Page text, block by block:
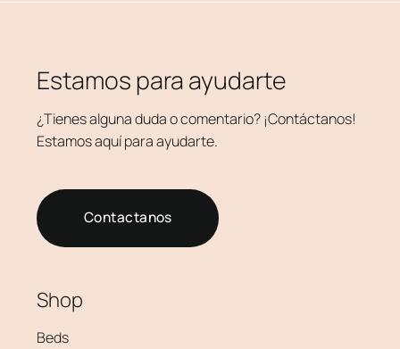
Estamos para ayudarte
¿Tienes alguna duda o comentario? ¡Contáctanos!
Estamos aquí para ayudarte.
Contactanos
Shop
Beds